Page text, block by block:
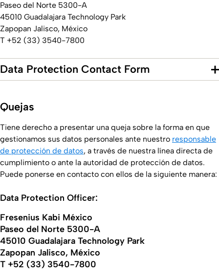
Paseo del Norte 5300-A
45010 Guadalajara Technology Park
Zapopan Jalisco, México
T +52 (33) 3540-7800
Data Protection Contact Form
Quejas
Tiene derecho a presentar una queja sobre la forma en que
gestionamos sus datos personales ante nuestro responsable
de protección de datos, a través de nuestra línea directa de
cumplimiento o ante la autoridad de protección de datos.
Puede ponerse en contacto con ellos de la siguiente manera:
Data Protection Officer:
Fresenius Kabi México
Paseo del Norte 5300-A
45010 Guadalajara Technology Park
Zapopan Jalisco, México
T +52 (33) 3540-7800